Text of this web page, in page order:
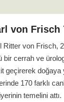
von Frisch
Ritter von Frisch,
bir cerrah ve
geçirerek doğaya
170 farklı
temelini attı.